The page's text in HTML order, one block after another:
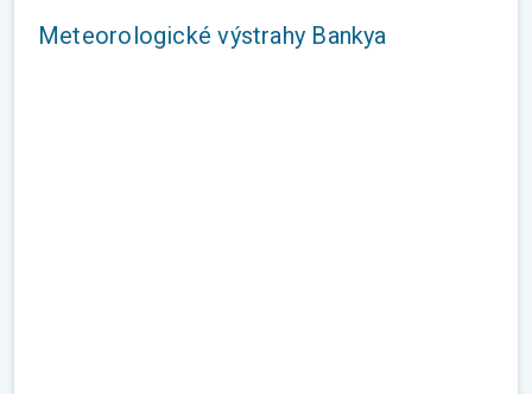
Meteorologické výstrahy Bankya